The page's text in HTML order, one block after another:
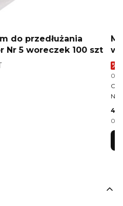
do przedłużania
Nr 5 woreczek 100 szt